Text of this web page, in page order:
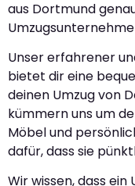
aus Dortmund
Unser erfahrener
bietet dir eine
deinen Umzug von
kümmern uns um
Möbel und
dafür, dass sie
Wir wissen, dass